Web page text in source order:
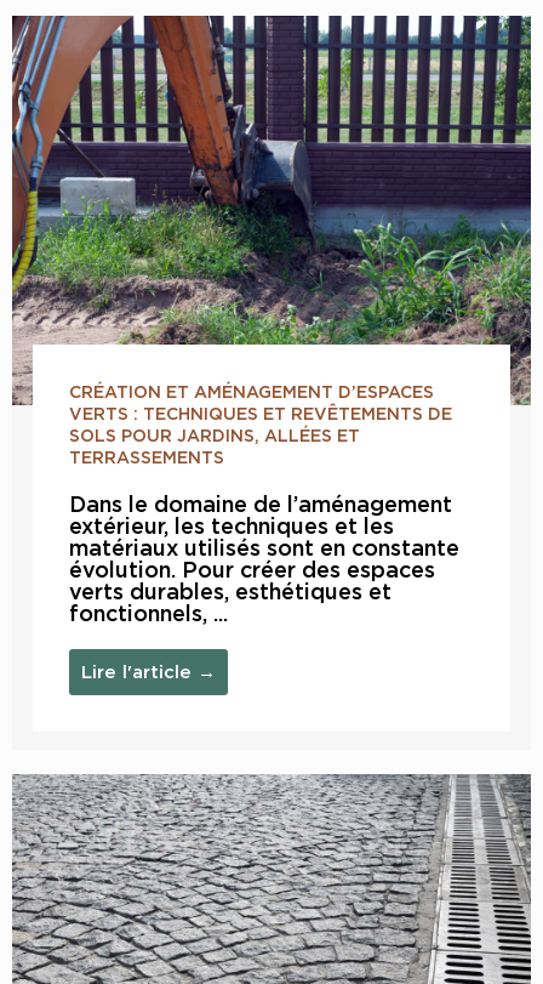
CRÉATION ET AMÉNAGEMENT D’ESPACES
VERTS : TECHNIQUES ET REVÊTEMENTS DE
SOLS POUR JARDINS, ALLÉES ET
TERRASSEMENTS
Dans le domaine de l’aménagement
extérieur, les techniques et les
matériaux utilisés sont en constante
évolution. Pour créer des espaces
verts durables, esthétiques et
fonctionnels, ...
Lire l'article →